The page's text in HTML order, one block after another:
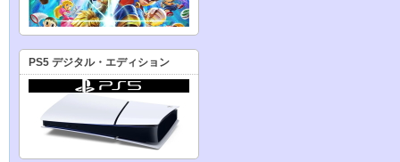
PS5 デジタル・エディション